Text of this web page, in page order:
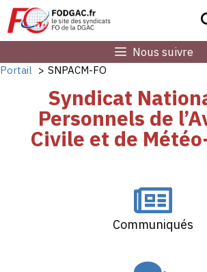
Nous suivre
Portail SNPACM-FO
Syndicat
Personnels de
Civile et de
Communiqués